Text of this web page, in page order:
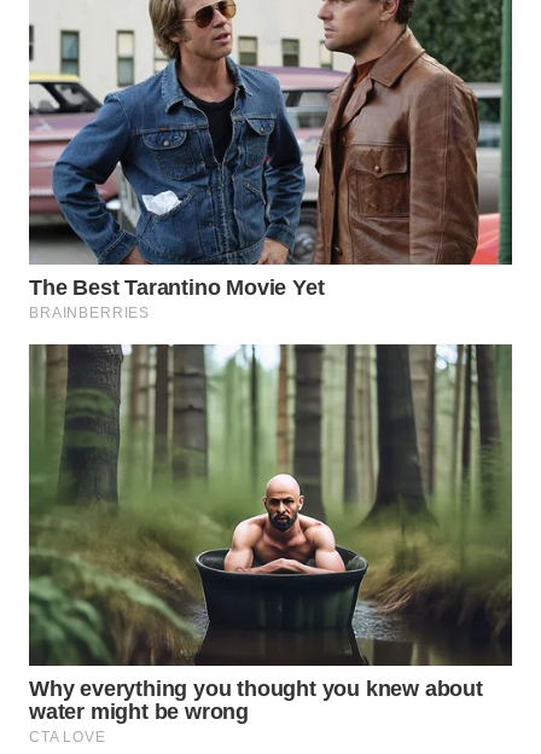
SUMEDANG
WN
CIANJUR
WN
KEPULAUAN
SERIBU
WN
TANGERANG
WN
BINJAI
CIREBON
WN
INDRAMAYU
WN
KUNINGAN
WN